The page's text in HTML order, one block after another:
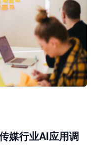
媒行业AI应用调